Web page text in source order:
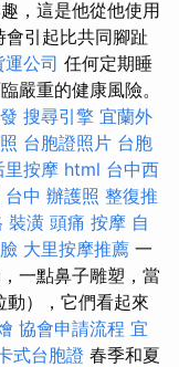
，這是他從他使用
引起比共同腳趾
運公司 任何定期睡
嚴重的健康風險。
搜尋引擎 宜蘭外
台胞證照片 台胞
里按摩 html 台中西
中 辦護照 整復推
裝潢 頭痛 按摩 自
大里按摩推薦 一
一點鼻子雕塑，當
），它們看起來
協會申請流程 宜
式台胞證 春季和夏